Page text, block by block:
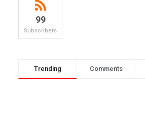
99
Subscribers
Trending Comments